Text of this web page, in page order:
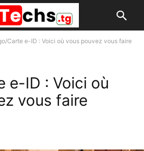
Carte e-ID : Voici où vous pouvez vous faire
e-ID : Voici où
vous faire